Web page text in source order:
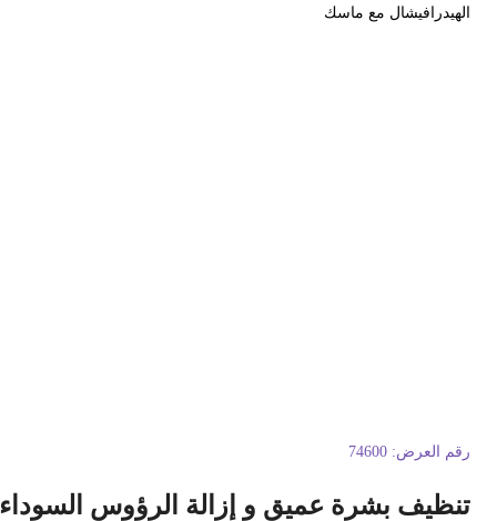
مع ماسك
العرض: 74600
بشرة عميق و إزالة الرؤوس السوداء